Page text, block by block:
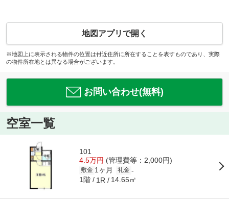
地図アプリで開く
※地図上に表示される物件の位置は付近住所に所在することを表すものであり、実際
の物件所在地とは異なる場合がございます。
お問い合わせ(無料)
空室一覧
101
4.5万円 (管理費等：2,000円)
敷金 1ヶ月 礼金 -
1階 1R 14.65㎡